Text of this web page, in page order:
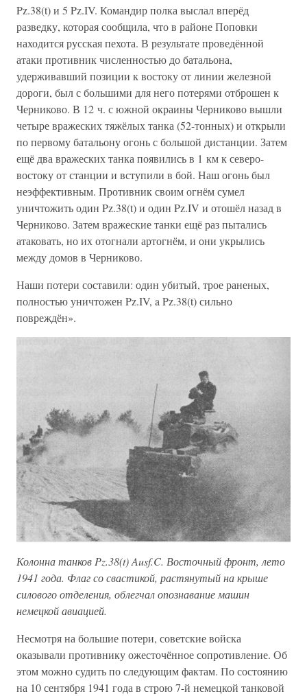
Pz.38(t) и 5 Pz.IV. Командир полка выслал вперёд
разведку, которая сообщила, что в районе Поповки
находится русская пехота. В результате проведённой
атаки противник численностью до батальона,
удерживавший позиции к востоку от линии железной
дороги, был с большими для него потерями отброшен к
Черниково. В 12 ч. с южной окраины Черниково вышли
четыре вражеских тяжёлых танка (52-тонных) и открыли
по первому батальону огонь с большой дистанции. Затем
ещё два вражеских танка появились в 1 км к северо-
востоку от станции и вступили в бой. Наш огонь был
неэффективным. Противник своим огнём сумел
уничтожить один Pz.38(t) и один Pz.IV и отошёл назад в
Черниково. Затем вражеские танки ещё раз пытались
атаковать, но их отогнали артогнём, и они укрылись
между домов в Черниково.
Наши потери составили: один убитый, трое раненых,
полностью уничтожен Pz.IV, a Pz.38(t) сильно
повреждён».
Колонна танков Pz.38(t) Ausf.C. Восточный фронт, лето
1941 года. Флаг со свастикой, растянутый на крыше
силового отделения, облегчал опознавание машин
немецкой авиацией.
Несмотря на большие потери, советские войска
оказывали противнику ожесточённое сопротивление. Об
этом можно судить по следующим фактам. По состоянию
на 10 сентября 1941 года в строю 7-й немецкой танковой